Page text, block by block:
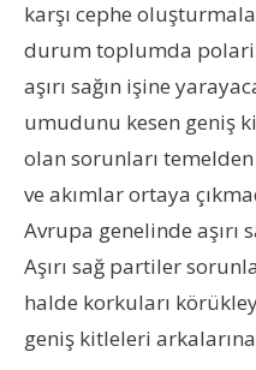
karşı cephe
durum toplumda
aşırı sağın işine
umudunu kesen geniş
olan sorunları
ve akımlar ortaya
Avrupa genelinde aşırı
Aşırı sağ partiler
halde korkuları
geniş kitleleri